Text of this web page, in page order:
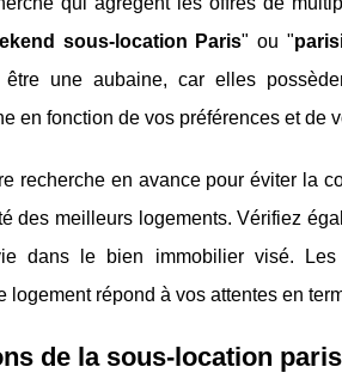
sous-location Paris" ou "
être une aubaine, car elles
en fonction de vos préférences et de
recherche en avance pour éviter la
des meilleurs logements. Vérifiez
dans le bien immobilier visé. Les
logement répond à vos attentes en
de la sous-location